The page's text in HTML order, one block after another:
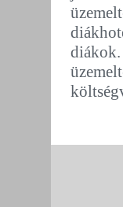
diákok.